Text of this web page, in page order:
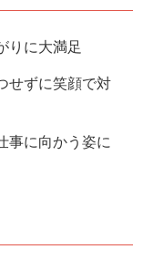
りに大満足
せずに笑顔で対
事に向かう姿に